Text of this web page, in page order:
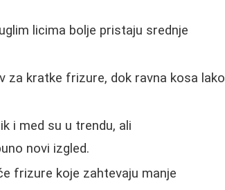
licima bolje pristaju srednje
za kratke frizure, dok ravna kosa lako
i med su u trendu, ali
novi izgled.
frizure koje zahtevaju manje